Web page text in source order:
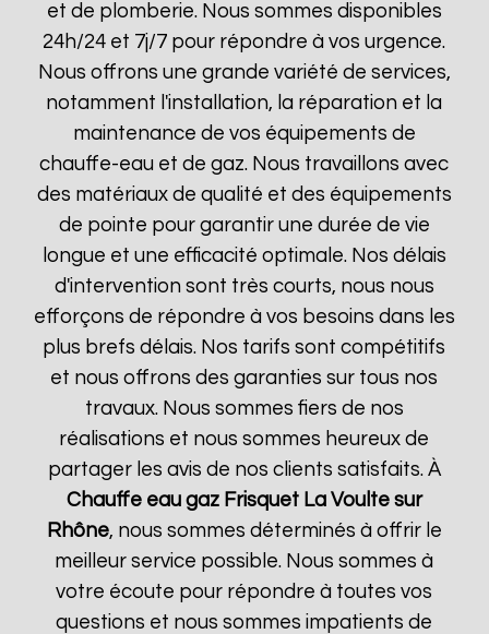
et de plomberie. Nous sommes disponibles
24h/24 et 7j/7 pour répondre à vos urgence.
Nous offrons une grande variété de services,
notamment l'installation, la réparation et la
maintenance de vos équipements de
chauffe-eau et de gaz. Nous travaillons avec
des matériaux de qualité et des équipements
de pointe pour garantir une durée de vie
longue et une efficacité optimale. Nos délais
d'intervention sont très courts, nous nous
efforçons de répondre à vos besoins dans les
plus brefs délais. Nos tarifs sont compétitifs
et nous offrons des garanties sur tous nos
travaux. Nous sommes fiers de nos
réalisations et nous sommes heureux de
partager les avis de nos clients satisfaits. À
Chauffe eau gaz Frisquet La Voulte sur
Rhône, nous sommes déterminés à offrir le
meilleur service possible. Nous sommes à
votre écoute pour répondre à toutes vos
questions et nous sommes impatients de